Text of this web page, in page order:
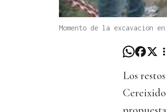
Momento de la excavacion
Los
Cereixido